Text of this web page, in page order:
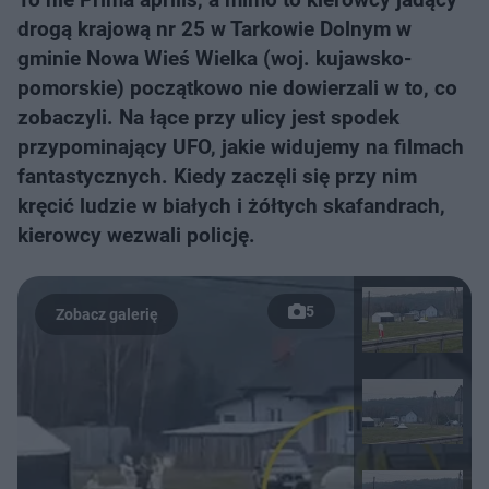
drogą krajową nr 25 w Tarkowie Dolnym w
gminie Nowa Wieś Wielka (woj. kujawsko-
pomorskie) początkowo nie dowierzali w to, co
zobaczyli. Na łące przy ulicy jest spodek
przypominający UFO, jakie widujemy na filmach
fantastycznych. Kiedy zaczęli się przy nim
kręcić ludzie w białych i żółtych skafandrach,
kierowcy wezwali policję.
5